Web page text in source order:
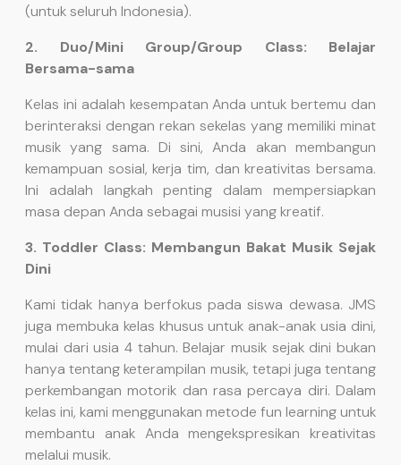
(untuk seluruh Indonesia).
2. Duo/Mini Group/Group Class: Belajar
Bersama-sama
Kelas ini adalah kesempatan Anda untuk bertemu dan
berinteraksi dengan rekan sekelas yang memiliki minat
musik yang sama. Di sini, Anda akan membangun
kemampuan sosial, kerja tim, dan kreativitas bersama.
Ini adalah langkah penting dalam mempersiapkan
masa depan Anda sebagai musisi yang kreatif.
3. Toddler Class: Membangun Bakat Musik Sejak
Dini
Kami tidak hanya berfokus pada siswa dewasa. JMS
juga membuka kelas khusus untuk anak-anak usia dini,
mulai dari usia 4 tahun. Belajar musik sejak dini bukan
hanya tentang keterampilan musik, tetapi juga tentang
perkembangan motorik dan rasa percaya diri. Dalam
kelas ini, kami menggunakan metode fun learning untuk
membantu anak Anda mengekspresikan kreativitas
melalui musik.